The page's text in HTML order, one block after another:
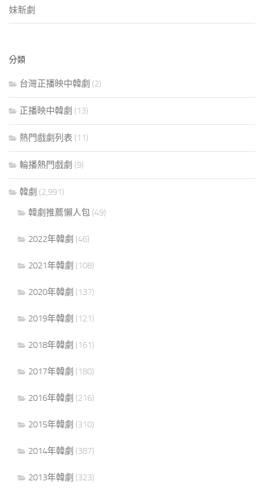
妹新劇
分類
台灣正播映中韓劇 (2)
正播映中韓劇 (13)
熱門戲劇列表 (11)
輪播熱門戲劇 (9)
韓劇 (2,991)
韓劇推薦懶人包 (49)
2022年韓劇 (46)
2021年韓劇 (108)
2020年韓劇 (137)
2019年韓劇 (121)
2018年韓劇 (161)
2017年韓劇 (180)
2016年韓劇 (216)
2015年韓劇 (310)
2014年韓劇 (387)
2013年韓劇 (323)